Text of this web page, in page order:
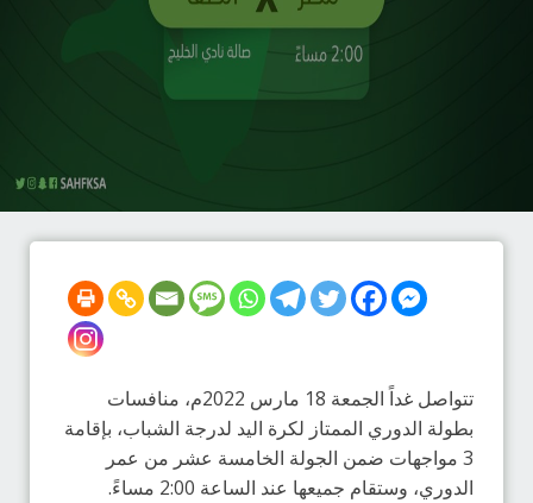
تتواصل غداً الجمعة 18 مارس 2022م، منافسات
بطولة الدوري الممتاز لكرة اليد لدرجة الشباب، بإقامة
3 مواجهات ضمن الجولة الخامسة عشر من عمر
الدوري، وستقام جميعها عند الساعة 2:00 مساءً.